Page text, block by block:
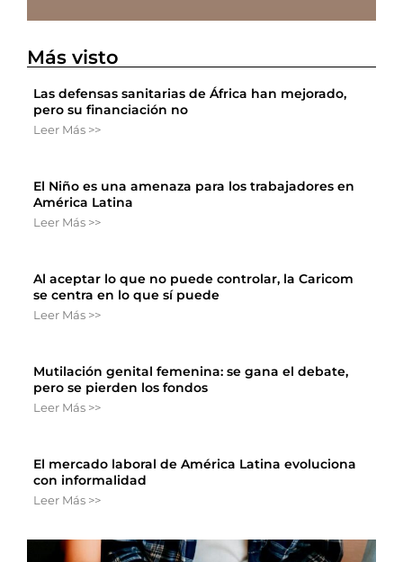
Más visto
Las defensas sanitarias de África han mejorado,
pero su financiación no
Leer Más >>
El Niño es una amenaza para los trabajadores en
América Latina
Leer Más >>
Al aceptar lo que no puede controlar, la Caricom
se centra en lo que sí puede
Leer Más >>
Mutilación genital femenina: se gana el debate,
pero se pierden los fondos
Leer Más >>
El mercado laboral de América Latina evoluciona
con informalidad
Leer Más >>